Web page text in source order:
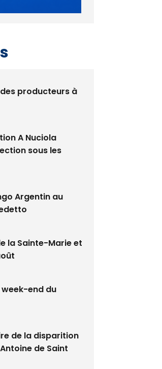
A Nuciola
de la disparition